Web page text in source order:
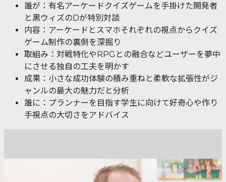
誰が：有名アーケードクイズゲームを手掛けた開発者
と黒ウィズのDが特別対談
内容：アーケードとスマホそれぞれの視点からクイズ
ゲーム制作の裏側を深掘り
取組み：対戦特化やRPGとの融合などユーザーを夢中
にさせる独自の工夫を明かす
成果：小さな成功体験の積み重ねと柔軟な拡張性がジ
ャンルの最大の魅力だと分析
誰に：プランナーを目指す学生に向けて好奇心や作り
手視点の大切さをアドバイス